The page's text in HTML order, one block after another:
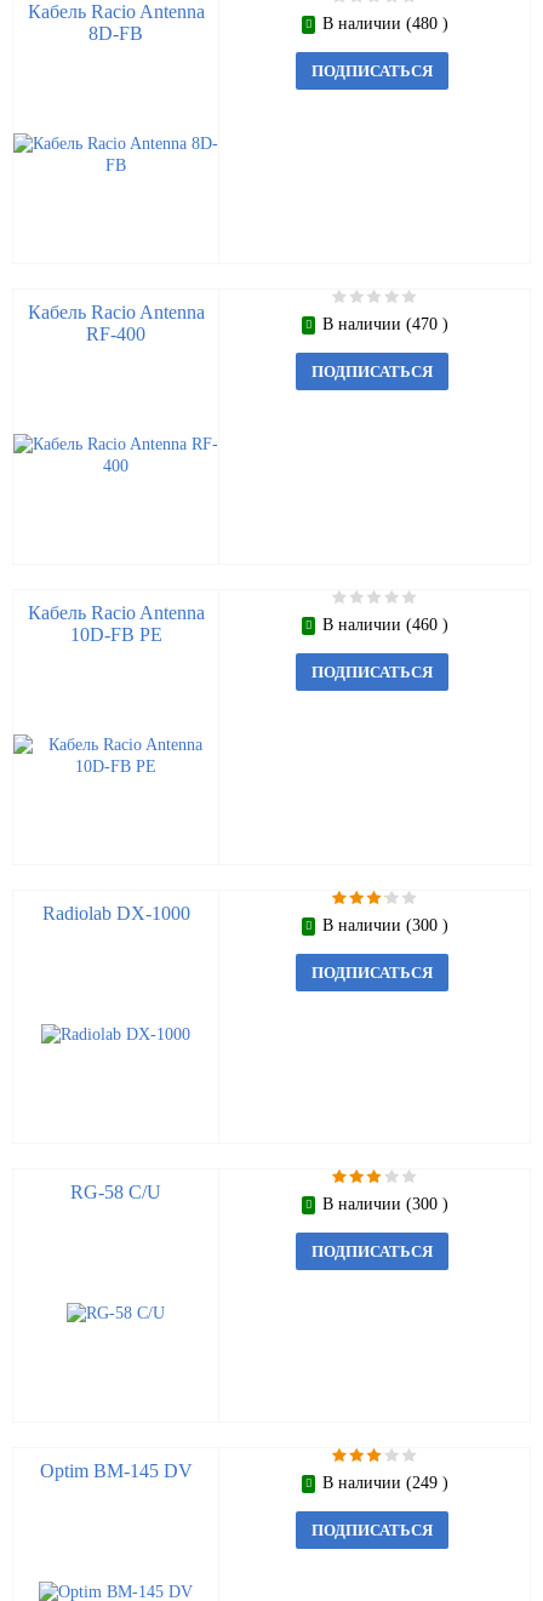
Кабель Racio Antenna
8D-FB
В наличии (480 )
ПОДПИСАТЬСЯ
Кабель Racio Antenna
RF-400
В наличии (470 )
ПОДПИСАТЬСЯ
Кабель Racio Antenna
10D-FB PE
В наличии (460 )
ПОДПИСАТЬСЯ
Radiolab DX-1000
В наличии (300 )
ПОДПИСАТЬСЯ
RG-58 C/U
В наличии (300 )
ПОДПИСАТЬСЯ
Optim BM-145 DV
В наличии (249 )
ПОДПИСАТЬСЯ